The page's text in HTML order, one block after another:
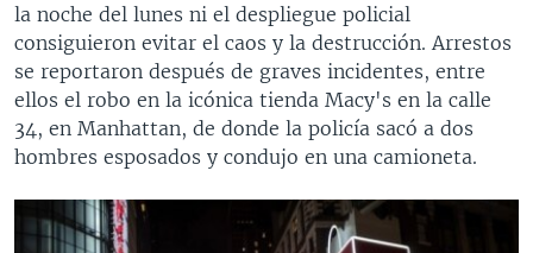
la noche del lunes ni el despliegue policial
consiguieron evitar el caos y la destrucción. Arrestos
se reportaron después de graves incidentes, entre
ellos el robo en la icónica tienda Macy's en la calle
34, en Manhattan, de donde la policía sacó a dos
hombres esposados y condujo en una camioneta.